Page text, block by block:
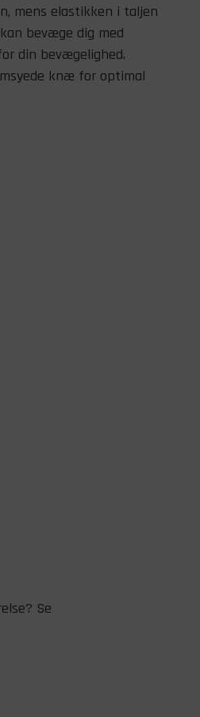
mens elastikken i taljen
bevæge dig med
din bevægelighed.
knæ for optimal
Se